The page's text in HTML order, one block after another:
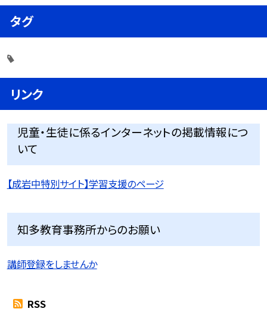
タグ
リンク
児童・生徒に係るインターネットの掲載情報につ
いて
【成岩中特別サイト】学習支援のページ
知多教育事務所からのお願い
講師登録をしませんか
RSS